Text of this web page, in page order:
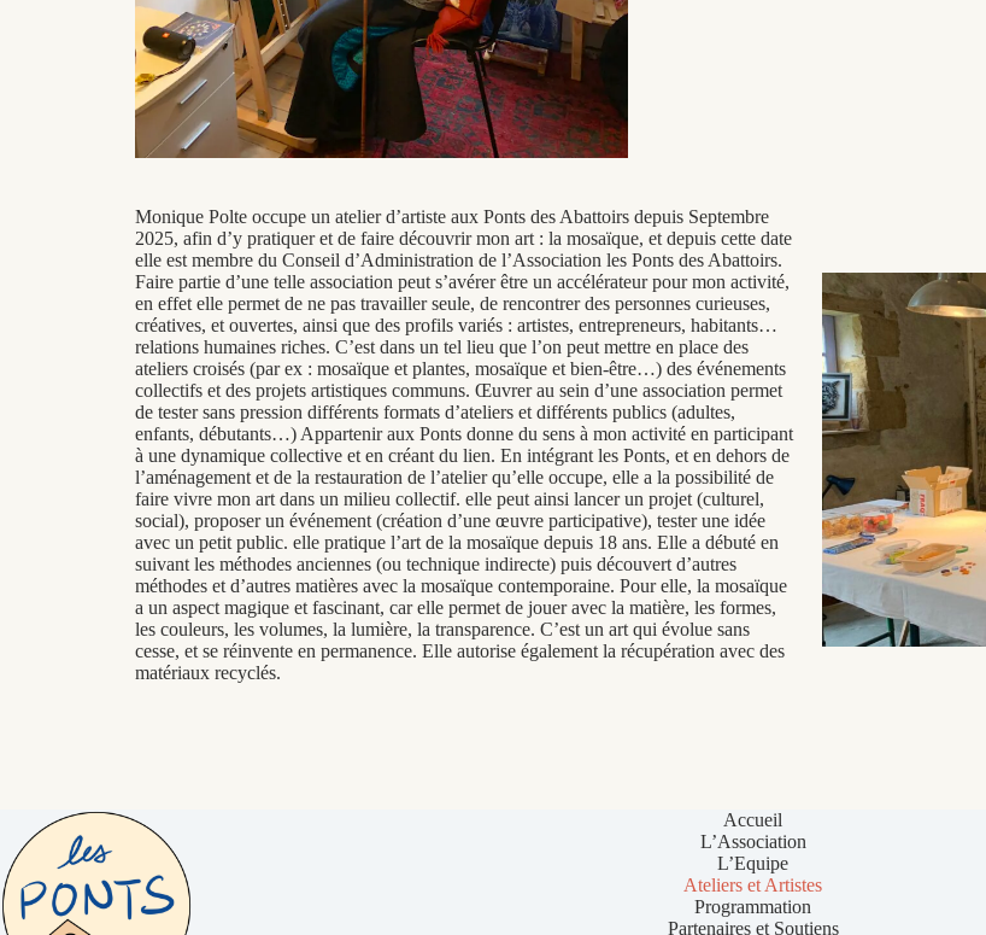
Monique Polte occupe un atelier d’artiste aux Ponts des Abattoirs depuis Septembre
2025, afin d’y pratiquer et de faire découvrir mon art : la mosaïque, et depuis cette date
elle est membre du Conseil d’Administration de l’Association les Ponts des Abattoirs.
Faire partie d’une telle association peut s’avérer être un accélérateur pour mon activité,
en effet elle permet de ne pas travailler seule, de rencontrer des personnes curieuses,
créatives, et ouvertes, ainsi que des profils variés : artistes, entrepreneurs, habitants…
relations humaines riches. C’est dans un tel lieu que l’on peut mettre en place des
ateliers croisés (par ex : mosaïque et plantes, mosaïque et bien-être…) des événements
collectifs et des projets artistiques communs. Œuvrer au sein d’une association permet
de tester sans pression différents formats d’ateliers et différents publics (adultes,
enfants, débutants…) Appartenir aux Ponts donne du sens à mon activité en participant
à une dynamique collective et en créant du lien. En intégrant les Ponts, et en dehors de
l’aménagement et de la restauration de l’atelier qu’elle occupe, elle a la possibilité de
faire vivre mon art dans un milieu collectif. elle peut ainsi lancer un projet (culturel,
social), proposer un événement (création d’une œuvre participative), tester une idée
avec un petit public. elle pratique l’art de la mosaïque depuis 18 ans. Elle a débuté en
suivant les méthodes anciennes (ou technique indirecte) puis découvert d’autres
méthodes et d’autres matières avec la mosaïque contemporaine. Pour elle, la mosaïque
a un aspect magique et fascinant, car elle permet de jouer avec la matière, les formes,
les couleurs, les volumes, la lumière, la transparence. C’est un art qui évolue sans
cesse, et se réinvente en permanence. Elle autorise également la récupération avec des
matériaux recyclés.
Accueil
L’Association
L’Equipe
Ateliers et Artistes
Programmation
Partenaires et Soutiens